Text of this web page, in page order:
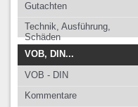
Gutachten
Technik, Ausführung,
Schäden
VOB, DIN...
VOB - DIN
Kommentare